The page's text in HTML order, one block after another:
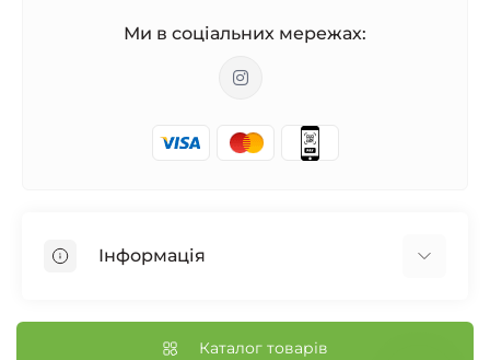
Ми в соціальних мережах:
Інформація
Каталог товарів